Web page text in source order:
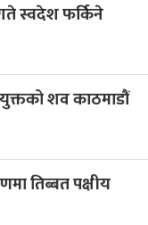
स्वदेश फर्किने
शव काठमाडौं
तिब्बत पक्षीय